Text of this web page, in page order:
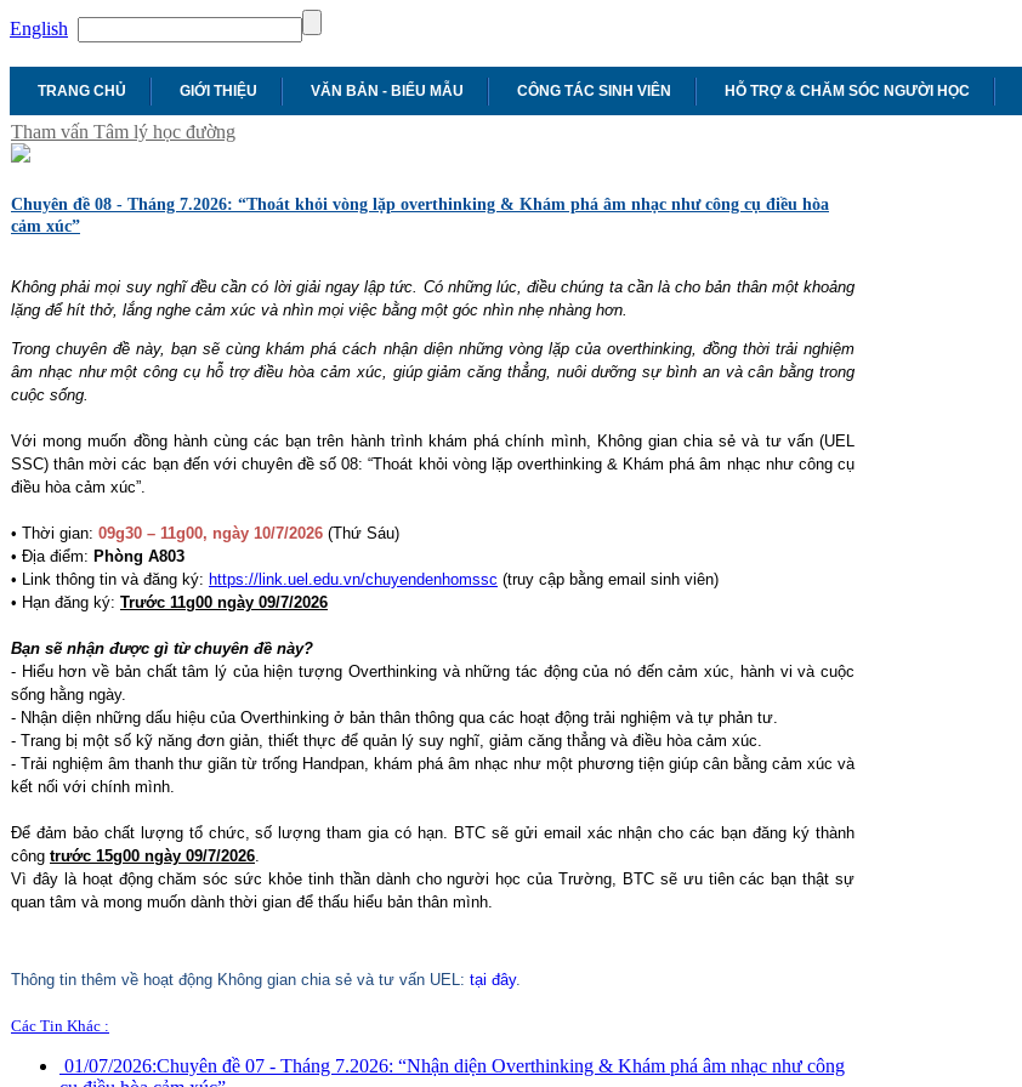
English
TRANG CHỦ GIỚI THIỆU VĂN BẢN - BIỂU MẪU CÔNG TÁC SINH VIÊN HỖ TRỢ & CHĂM SÓC NGƯỜI HỌC
Tham vấn Tâm lý học đường
Chuyên đề 08 - Tháng 7.2026: “Thoát khỏi vòng lặp overthinking & Khám phá âm nhạc như công cụ điều hòa
cảm xúc”
Không phải mọi suy nghĩ đều cần có lời giải ngay lập tức. Có những lúc, điều chúng ta cần là cho bản thân một khoảng
lặng để hít thở, lắng nghe cảm xúc và nhìn mọi việc bằng một góc nhìn nhẹ nhàng hơn.
Trong chuyên đề này, bạn sẽ cùng khám phá cách nhận diện những vòng lặp của overthinking, đồng thời trải nghiệm
âm nhạc như một công cụ hỗ trợ điều hòa cảm xúc, giúp giảm căng thẳng, nuôi dưỡng sự bình an và cân bằng trong
cuộc sống.
Với mong muốn đồng hành cùng các bạn trên hành trình khám phá chính mình, Không gian chia sẻ và tư vấn (UEL
SSC) thân mời các bạn đến với chuyên đề số 08: “Thoát khỏi vòng lặp overthinking & Khám phá âm nhạc như công cụ
điều hòa cảm xúc”.
• Thời gian: 09g30 – 11g00, ngày 10/7/2026 (Thứ Sáu)
• Địa điểm: Phòng A803
• Link thông tin và đăng ký: https://link.uel.edu.vn/chuyendenhomssc (truy cập bằng email sinh viên)
• Hạn đăng ký: Trước 11g00 ngày 09/7/2026
Bạn sẽ nhận được gì từ chuyên đề này?
- Hiểu hơn về bản chất tâm lý của hiện tượng Overthinking và những tác động của nó đến cảm xúc, hành vi và cuộc
sống hằng ngày.
- Nhận diện những dấu hiệu của Overthinking ở bản thân thông qua các hoạt động trải nghiệm và tự phản tư.
- Trang bị một số kỹ năng đơn giản, thiết thực để quản lý suy nghĩ, giảm căng thẳng và điều hòa cảm xúc.
- Trải nghiệm âm thanh thư giãn từ trống Handpan, khám phá âm nhạc như một phương tiện giúp cân bằng cảm xúc và
kết nối với chính mình.
Để đảm bảo chất lượng tổ chức, số lượng tham gia có hạn. BTC sẽ gửi email xác nhận cho các bạn đăng ký thành
công trước 15g00 ngày 09/7/2026
Vì đây là hoạt động chăm sóc sức khỏe tinh thần dành cho người học của Trường, BTC sẽ ưu tiên các bạn thật sự
quan tâm và mong muốn dành thời gian để thấu hiểu bản thân mình.
Thông tin thêm về hoạt động Không gian chia sẻ và tư vấn UEL: tại đây.
Các Tin Khác :
01/07/2026:Chuyên đề 07 - Tháng 7.2026: “Nhận diện Overthinking & Khám phá âm nhạc như công